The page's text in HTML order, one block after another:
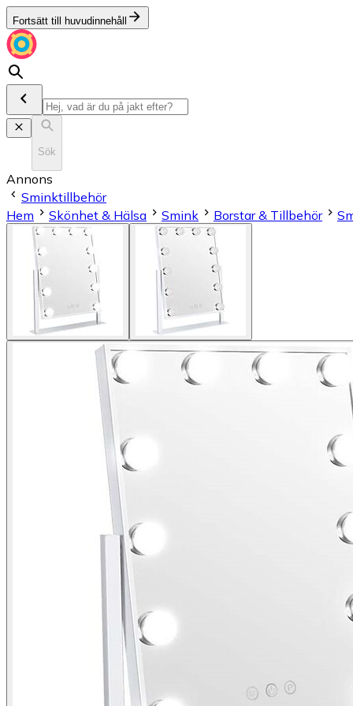
Fortsätt till huvudinnehåll
Sök
Annons
Sminktillbehör
Hem
Skönhet & Hälsa Smink Borstar & Tillbehör